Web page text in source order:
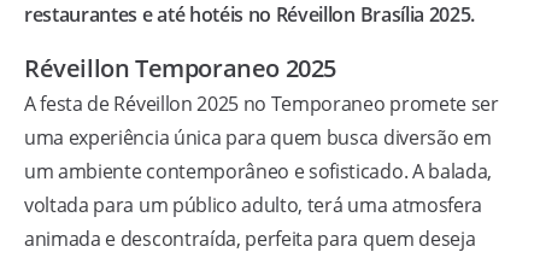
restaurantes e até hotéis no Réveillon Brasília 2025.
Réveillon Temporaneo 2025
A festa de Réveillon 2025 no Temporaneo promete ser
uma experiência única para quem busca diversão em
um ambiente contemporâneo e sofisticado. A balada,
voltada para um público adulto, terá uma atmosfera
animada e descontraída, perfeita para quem deseja